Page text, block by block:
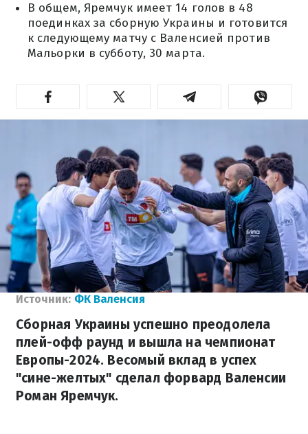
В общем, Яремчук имеет 14 голов в 48
поединках за сборную Украины и готовится
к следующему матчу с Валенсией против
Мальорки в субботу, 30 марта.
Источник: ФК Валенсия
Сборная Украины успешно преодолела
плей-офф раунд и вышла на чемпионат
Европы-2024. Весомый вклад в успех
"сине-желтых" сделал форвард Валенсии
Роман Яремчук.